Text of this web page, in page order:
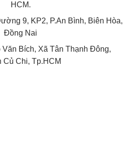
HCM.
9, KP2, P.An Bình, Biên Hòa,
Đồng Nai
Bích, Xã Tân Thạnh Đông,
Củ Chi, Tp.HCM